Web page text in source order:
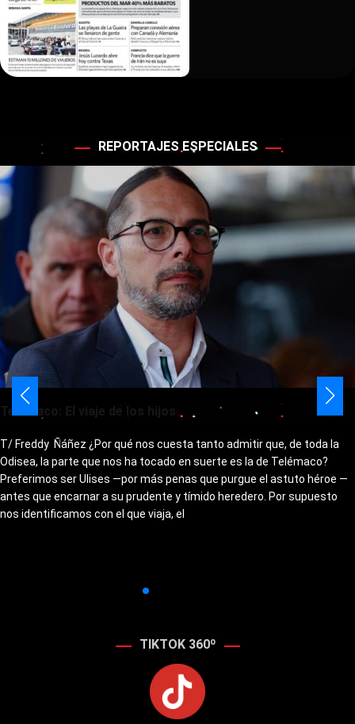
REPORTAJES ESPECIALES
Telémaco: El viaje de los hijos
T/ Freddy Ñáñez ¿Por qué nos cuesta tanto admitir que, de toda la
Odisea, la parte que nos ha tocado en suerte es la de Telémaco?
Preferimos ser Ulises —por más penas que purgue el astuto héroe —
antes que encarnar a su prudente y tímido heredero. Por supuesto
nos identificamos con el que viaja, el
TIKTOK 360º